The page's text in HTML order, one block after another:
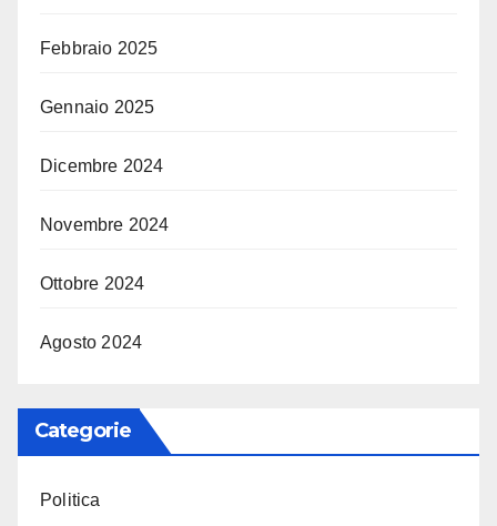
Febbraio 2025
Gennaio 2025
Dicembre 2024
Novembre 2024
Ottobre 2024
Agosto 2024
Categorie
Politica